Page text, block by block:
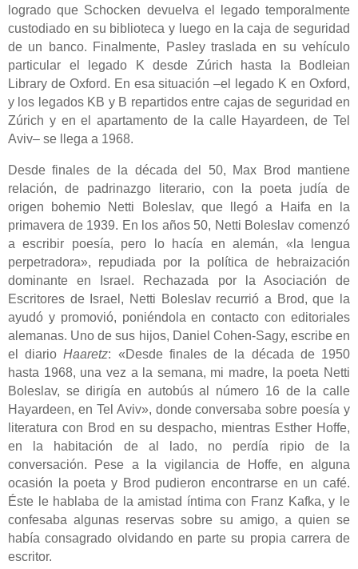
logrado que Schocken devuelva el legado temporalmente
custodiado en su biblioteca y luego en la caja de seguridad
de un banco. Finalmente, Pasley traslada en su vehículo
particular el legado K desde Zúrich hasta la Bodleian
Library de Oxford. En esa situación –el legado K en Oxford,
y los legados KB y B repartidos entre cajas de seguridad en
Zúrich y en el apartamento de la calle Hayardeen, de Tel
Aviv– se llega a 1968.
Desde finales de la década del 50, Max Brod mantiene
relación, de padrinazgo literario, con la poeta judía de
origen bohemio Netti Boleslav, que llegó a Haifa en la
primavera de 1939. En los años 50, Netti Boleslav comenzó
a escribir poesía, pero lo hacía en alemán, «la lengua
perpetradora», repudiada por la política de hebraización
dominante en Israel. Rechazada por la Asociación de
Escritores de Israel, Netti Boleslav recurrió a Brod, que la
ayudó y promovió, poniéndola en contacto con editoriales
alemanas. Uno de sus hijos, Daniel Cohen-Sagy, escribe en
el diarioHaaretz: «Desde finales de la década de 1950
hasta 1968, una vez a la semana, mi madre, la poeta Netti
Boleslav, se dirigía en autobús al número 16 de la calle
Hayardeen, en Tel Aviv», donde conversaba sobre poesía y
literatura con Brod en su despacho, mientras Esther Hoffe,
en la habitación de al lado, no perdía ripio de la
conversación. Pese a la vigilancia de Hoffe, en alguna
ocasión la poeta y Brod pudieron encontrarse en un café.
Éste le hablaba de la amistad íntima con Franz Kafka, y le
confesaba algunas reservas sobre su amigo, a quien se
había consagrado olvidando en parte su propia carrera de
escritor.